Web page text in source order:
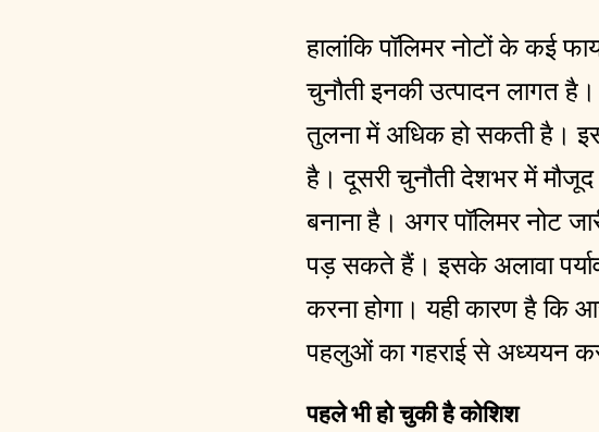
हालांकि पॉलिमर नोटों के कई
चुनौती इनकी उत्पादन लागत
तुलना में अधिक हो सकती है।
है। दूसरी चुनौती देशभर में
बनाना है। अगर पॉलिमर नोट
पड़ सकते हैं। इसके अलावा
करना होगा। यही कारण है कि
पहलुओं का गहराई से अध्ययन
पहले भी हो चुकी है कोशिश